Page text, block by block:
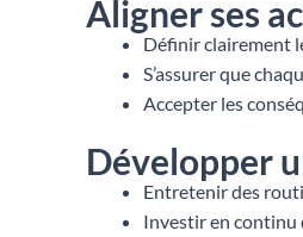
Aligner ses
Définir clairement
S’assurer que
Accepter les
Développer
Entretenir des
Investir en continu